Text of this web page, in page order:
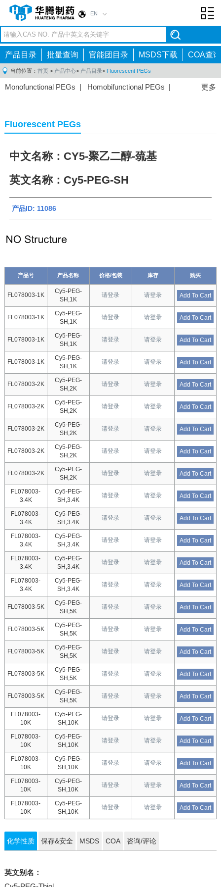
EN
产品目录 批量查询 官能团目录 MSDS下载 COA查询
当前位置： 首页 > 产品中心> 产品目录> Fluorescent PEGs
更多
Monofunctional PEGs | Homobifunctional PEGs |
Fluorescent PEGs
中文名称：CY5-聚乙二醇-巯基
英文名称：Cy5-PEG-SH
产品ID: 11086
产品号 产品名称 价格/包装 库存 购买
FL078003-1K
Cy5-PEG-
SH,1K
请登录 请登录 Add To Cart
FL078003-1K
Cy5-PEG-
SH,1K
请登录 请登录 Add To Cart
FL078003-1K
Cy5-PEG-
SH,1K
请登录 请登录 Add To Cart
FL078003-1K
Cy5-PEG-
SH,1K
请登录 请登录 Add To Cart
FL078003-2K
Cy5-PEG-
SH,2K
请登录 请登录 Add To Cart
FL078003-2K
Cy5-PEG-
SH,2K
请登录 请登录 Add To Cart
FL078003-2K
Cy5-PEG-
SH,2K
请登录 请登录 Add To Cart
FL078003-2K
Cy5-PEG-
SH,2K
请登录 请登录 Add To Cart
FL078003-2K
Cy5-PEG-
SH,2K
请登录 请登录 Add To Cart
FL078003-
3.4K
Cy5-PEG-
SH,3.4K
请登录 请登录 Add To Cart
FL078003-
3.4K
Cy5-PEG-
SH,3.4K
请登录 请登录 Add To Cart
FL078003-
3.4K
Cy5-PEG-
SH,3.4K
请登录 请登录 Add To Cart
FL078003-
3.4K
Cy5-PEG-
SH,3.4K
请登录 请登录 Add To Cart
FL078003-
3.4K
Cy5-PEG-
SH,3.4K
请登录 请登录 Add To Cart
FL078003-5K
Cy5-PEG-
SH,5K
请登录 请登录 Add To Cart
FL078003-5K
Cy5-PEG-
SH,5K
请登录 请登录 Add To Cart
FL078003-5K
Cy5-PEG-
SH,5K
请登录 请登录 Add To Cart
FL078003-5K
Cy5-PEG-
SH,5K
请登录 请登录 Add To Cart
FL078003-5K
Cy5-PEG-
SH,5K
请登录 请登录 Add To Cart
FL078003-
10K
Cy5-PEG-
SH,10K
请登录 请登录 Add To Cart
FL078003-
10K
Cy5-PEG-
SH,10K
请登录 请登录 Add To Cart
FL078003-
10K
Cy5-PEG-
SH,10K
请登录 请登录 Add To Cart
FL078003-
10K
Cy5-PEG-
SH,10K
请登录 请登录 Add To Cart
FL078003-
10K
Cy5-PEG-
SH,10K
请登录 请登录 Add To Cart
化学性质 保存&安全 MSDS COA 咨询/评论
英文别名：